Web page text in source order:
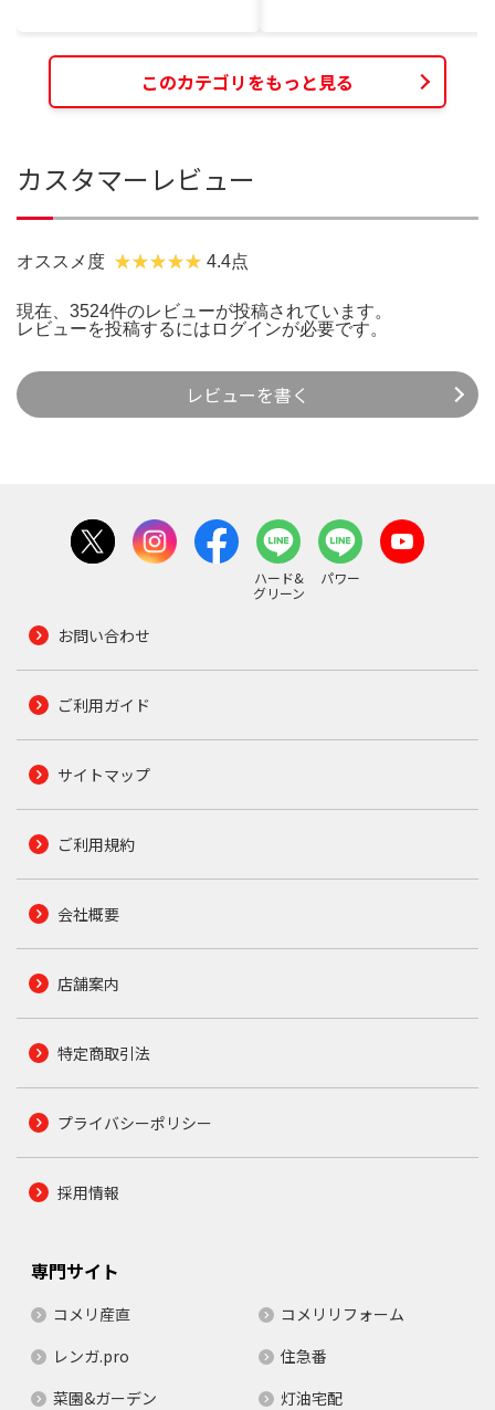
このカテゴリをもっと見る
カスタマーレビュー
オススメ度 4.4点
現在、3524件のレビューが投稿されています。
レビューを投稿するには ログインが必要です。
レビューを書く
ハード&
グリーン
パワー
お問い合わせ
ご利用ガイド
サイトマップ
ご利用規約
会社概要
店舗案内
特定商取引法
プライバシーポリシー
採用情報
専門サイト
コメリ産直
コメリリフォーム
レンガ.pro
住急番
菜園&ガーデン
灯油宅配